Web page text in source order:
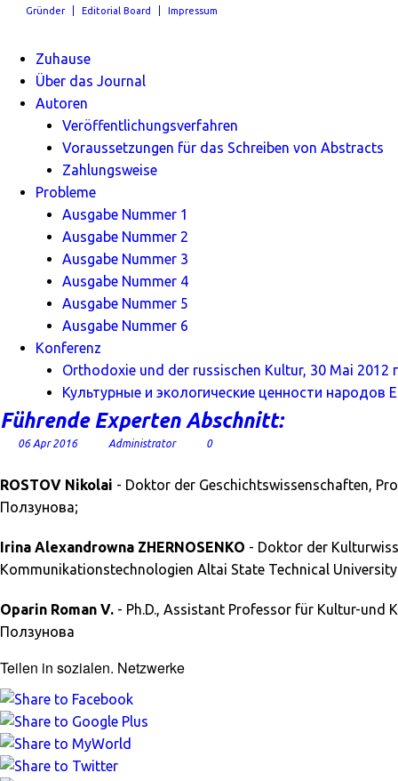
Gründer Editorial Board Impressum
Zuhause
Über das Journal
Autoren
Veröffentlichungsverfahren
Voraussetzungen für das Schreiben von Abstracts
Zahlungsweise
Probleme
Ausgabe Nummer 1
Ausgabe Nummer 2
Ausgabe Nummer 3
Ausgabe Nummer 4
Ausgabe Nummer 5
Ausgabe Nummer 6
Konferenz
Orthodoxie und der russischen Kultur, 30 Mai 2012
Культурные и экологические ценности народов
Führende Experten Abschnitt:
06 Apr 2016 Administrator 0
ROSTOV Nikolai - Doktor der Geschichtswissenschaften,
Ползунова;
Irina Alexandrowna ZHERNOSENKO - Doktor der
Kommunikationstechnologien Altai State Technical
Oparin Roman V. - Ph.D., Assistant Professor für Kultur-und
Ползунова
Teilen in sozialen. Netzwerke